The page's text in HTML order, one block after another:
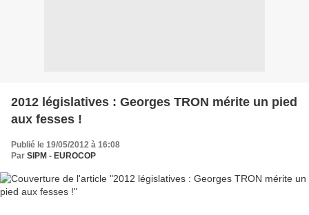
2012 législatives : Georges TRON mérite un pied
aux fesses !
Publié le 19/05/2012 à 16:08
Par SIPM - EUROCOP